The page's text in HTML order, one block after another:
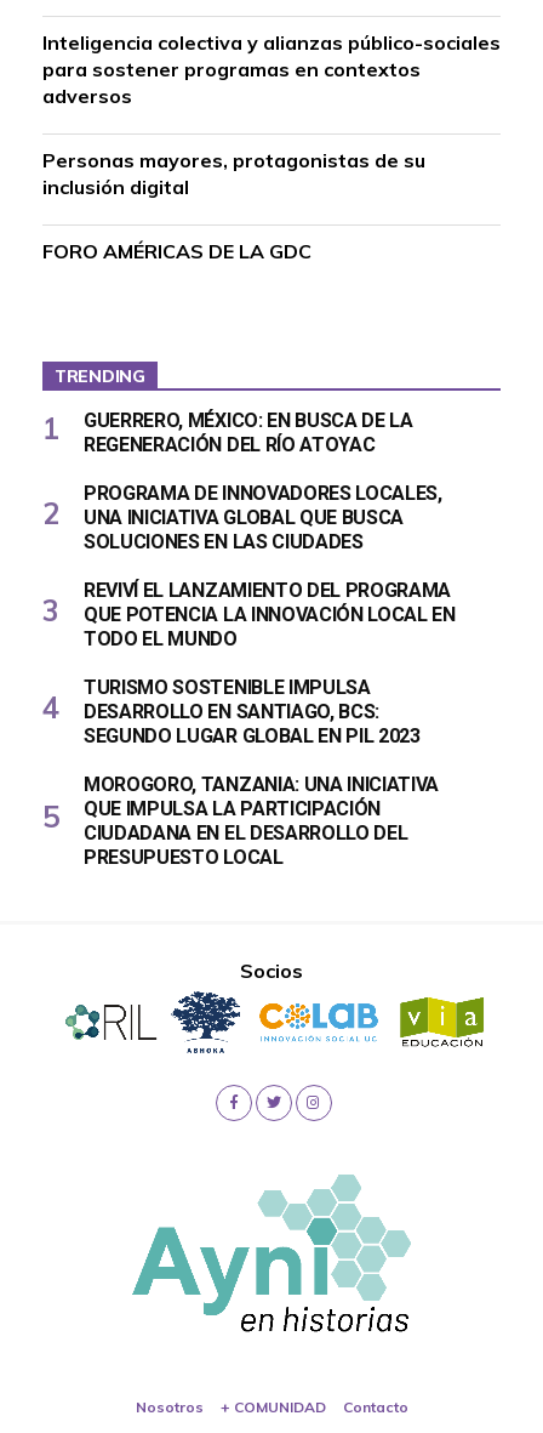
Inteligencia colectiva y alianzas público-sociales
para sostener programas en contextos
adversos
Personas mayores, protagonistas de su
inclusión digital
FORO AMÉRICAS DE LA GDC
TRENDING
GUERRERO, MÉXICO: EN BUSCA DE LA
REGENERACIÓN DEL RÍO ATOYAC
PROGRAMA DE INNOVADORES LOCALES,
UNA INICIATIVA GLOBAL QUE BUSCA
SOLUCIONES EN LAS CIUDADES
REVIVÍ EL LANZAMIENTO DEL PROGRAMA
QUE POTENCIA LA INNOVACIÓN LOCAL EN
TODO EL MUNDO
TURISMO SOSTENIBLE IMPULSA
DESARROLLO EN SANTIAGO, BCS:
SEGUNDO LUGAR GLOBAL EN PIL 2023
MOROGORO, TANZANIA: UNA INICIATIVA
QUE IMPULSA LA PARTICIPACIÓN
CIUDADANA EN EL DESARROLLO DEL
PRESUPUESTO LOCAL
Socios
Nosotros + COMUNIDAD Contacto